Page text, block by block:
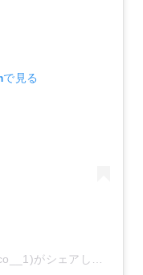
見る
コストコ購入品紹介 by kyo(@costco__1)がシェアした投稿